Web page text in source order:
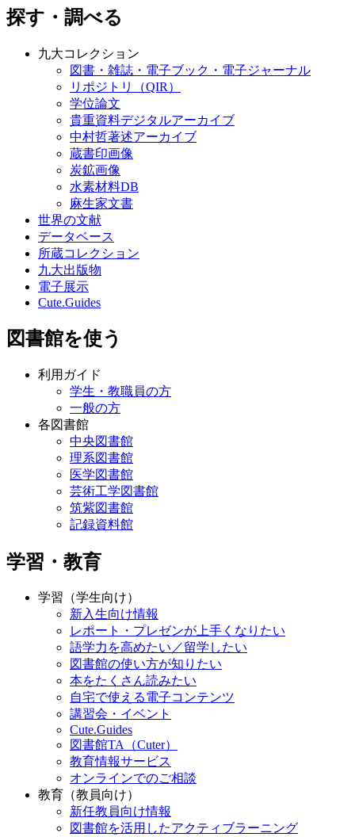
探す・調べる
九大コレクション
図書・雑誌・電子ブック・電子ジャーナル
リポジトリ（QIR）
学位論文
貴重資料デジタルアーカイブ
中村哲著述アーカイブ
蔵書印画像
炭鉱画像
水素材料DB
麻生家文書
世界の文献
データベース
所蔵コレクション
九大出版物
電子展示
Cute.Guides
図書館を使う
利用ガイド
学生・教職員の方
一般の方
各図書館
中央図書館
理系図書館
医学図書館
芸術工学図書館
筑紫図書館
記録資料館
学習・教育
学習（学生向け）
新入生向け情報
レポート・プレゼンが上手くなりたい
語学力を高めたい／留学したい
図書館の使い方が知りたい
本をたくさん読みたい
自宅で使える電子コンテンツ
講習会・イベント
Cute.Guides
図書館TA（Cuter）
教育情報サービス
オンラインでのご相談
教育（教員向け）
新任教員向け情報
図書館を活用したアクティブラーニング